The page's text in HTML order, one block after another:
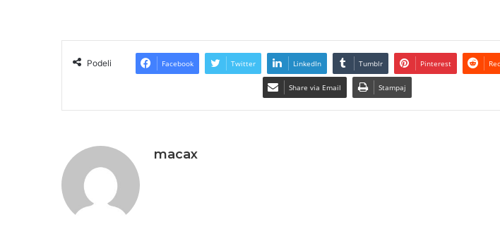
Podeli Facebook Twitter LinkedIn Tumblr Pinterest
Share via Email Stampaj
macax